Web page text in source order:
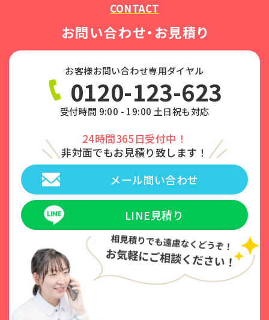
CONTACT
お問い合わせ・お見積り
お客様お問い合わせ専用ダイヤル
0120-123-623
受付時間 9:00 - 19:00 土日祝も対応
24時間365日受付中！
非対面でもお見積り致します！
メール問い合わせ
LINE見積り